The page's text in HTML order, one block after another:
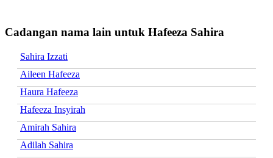
Cadangan nama lain untuk Hafeeza Sahira
Sahira Izzati
Aileen Hafeeza
Haura Hafeeza
Hafeeza Insyirah
Amirah Sahira
Adilah Sahira